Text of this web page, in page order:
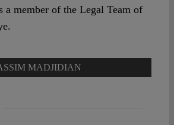
a member of the Legal Team of
MADJIDIAN